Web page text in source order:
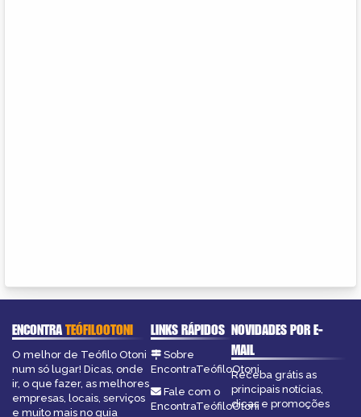
ENCONTRATEÓFILOOTONI
O melhor de Teófilo Otoni
num só lugar! Dicas, onde
ir, o que fazer, as melhores
empresas, locais, serviços
e muito mais no guia
LINKS RÁPIDOS
Sobre
EncontraTeófiloOtoni
Fale com o
EncontraTeófiloOtoni
NOVIDADES POR E-
MAIL
Receba grátis as
principais notícias,
dicas e promoções